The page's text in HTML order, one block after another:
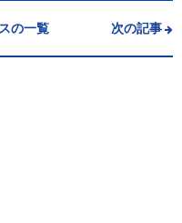
の一覧 次の記事